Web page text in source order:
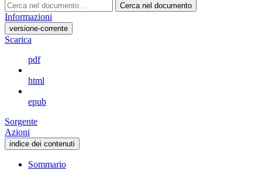
Cerca nel documento
Informazioni
versione-corrente
Scarica
pdf
html
epub
Sorgente
Azioni
indice dei contenuti
Sommario